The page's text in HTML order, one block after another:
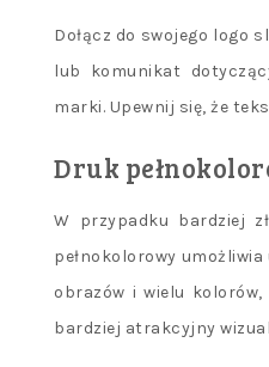
Dołącz do swojego logo
lub komunikat
marki. Upewnij się, że
Druk
W przypadku bardziej
pełnokolorowy
obrazów i wielu
bardziej atrakcyjny